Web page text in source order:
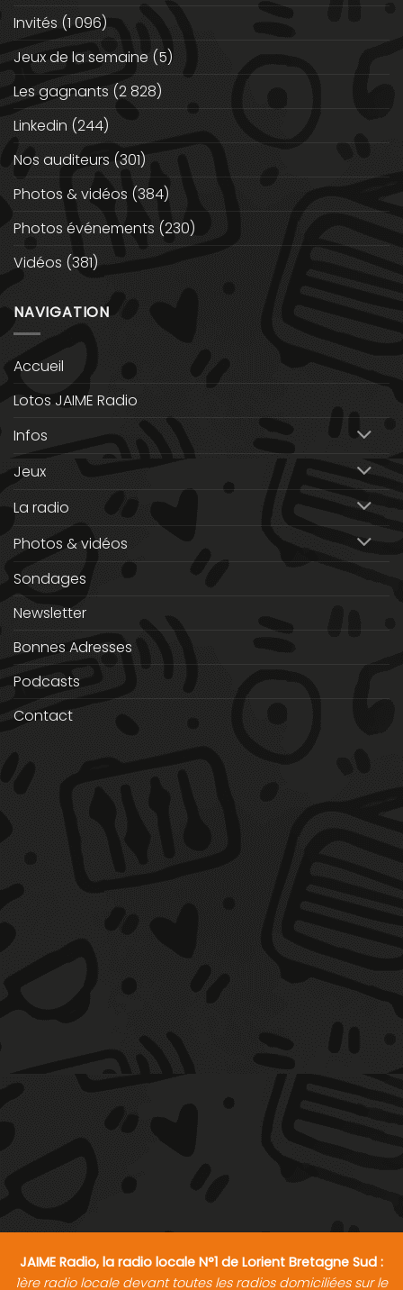
Invités (1 096)
Jeux de la semaine (5)
Les gagnants (2 828)
Linkedin (244)
Nos auditeurs (301)
Photos & vidéos (384)
Photos événements (230)
Vidéos (381)
NAVIGATION
Accueil
Lotos JAIME Radio
Infos
Jeux
La radio
Photos & vidéos
Sondages
Newsletter
Bonnes Adresses
Podcasts
Contact
JAIME Radio, la radio locale N°1 de Lorient Bretagne Sud :
1ère radio locale devant toutes les radios domiciliées sur le